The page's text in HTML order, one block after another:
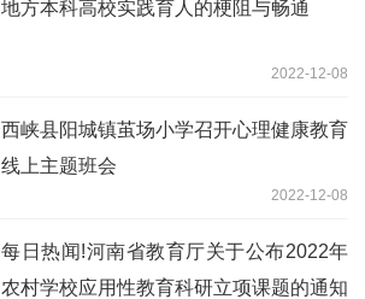
地方本科高校实践育人的梗阻与畅通
2022-12-08
西峡县阳城镇茧场小学召开心理健康教育
线上主题班会
2022-12-08
每日热闻!河南省教育厅关于公布2022年
农村学校应用性教育科研立项课题的通知